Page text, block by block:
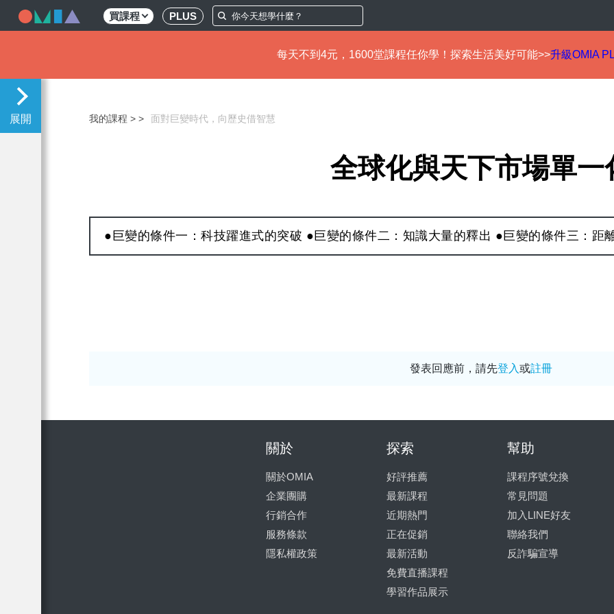
買課程 PLUS
每天不到4元，1600堂課程任你學！探索生活美好可能>>升級OMIA
我的課程 > 面對巨變時代，向歷史借智慧
全球化與天下市場單一
●巨變的條件一：科技躍進式的突破 ●巨變的條件二：知識大量的釋出 ●巨變的條件三：距
發表回應前，請先登入或註冊
關於
關於OMIA
企業團購
行銷合作
服務條款
隱私權政策
探索
好評推薦
最新課程
近期熱門
正在促銷
最新活動
免費直播課程
學習作品展示
幫助
課程序號兌換
常見問題
加入LINE好友
聯絡我們
反詐騙宣導